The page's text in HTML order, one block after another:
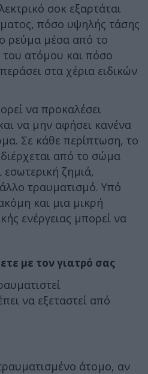
σοκ εξαρτάται
πόσο υψηλής τάσης
ρεύμα μέσα από το
του ατόμου και πόσο
στα χέρια ειδικών
να προκαλέσει
να μην αφήσει κανένα
Σε κάθε περίπτωση, το
από το σώμα
ζημιά,
τραυματισμό. Υπό
και μια μικρή
ενέργειας μπορεί να
με τον γιατρό σας
να εξεταστεί από
άτομο, αν